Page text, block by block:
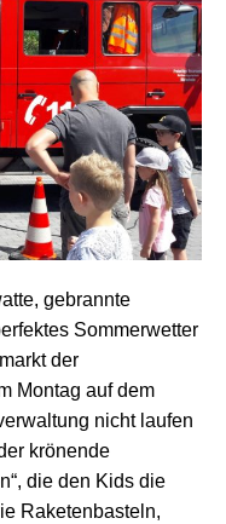
gebrannte
Sommerwetter
der
Montag auf dem
nicht laufen
krönende
die den Kids die
Raketenbasteln,